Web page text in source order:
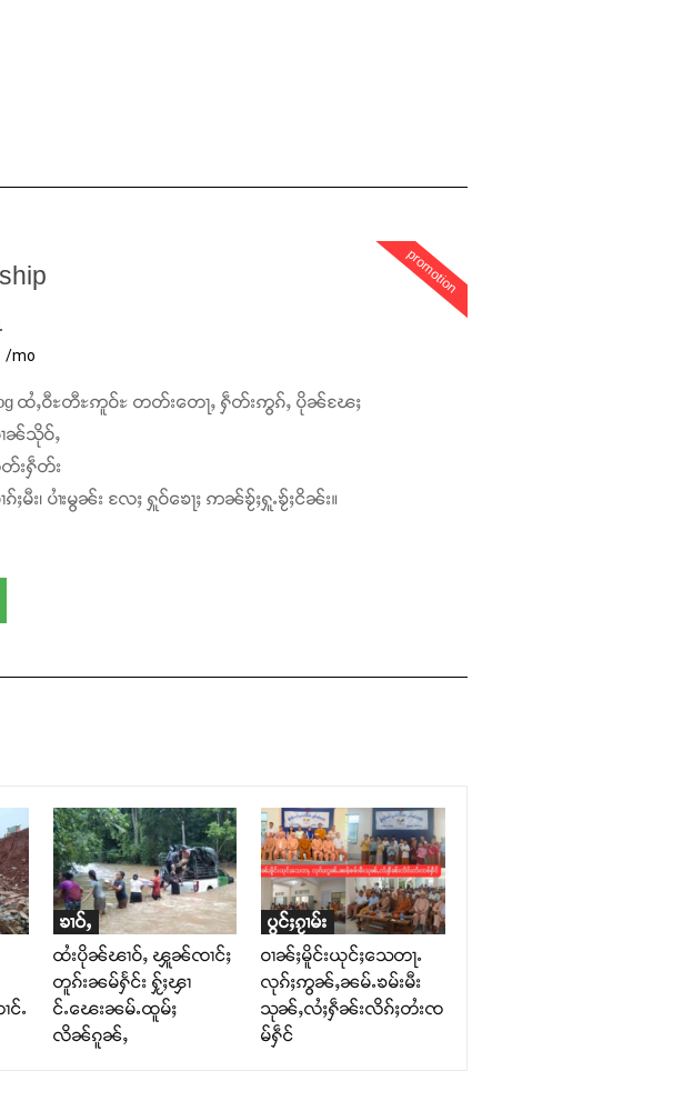
promotion
/mo
Vlog ထႆႇဝီႊတီႊဢူဝ်ႊ တတ်းတေႃႇ ႁဵတ်းဢွၵ်ႇ ပိုၼ်ၽႄႈ
ၢၼ်သိုဝ်ႇ
တ်းႁဵတ်း
ႈမီး၊ ပၢႆးမွၼ်း လႄႈ ႁူဝ်ၶေႃႈ ဢၼ်ၶႂ်ႈႁူႉၶႂ်ႈငိၼ်း။
င်ႉ
ၶၢဝ်ႇ
ထႆးပိုၼ်ၽၢဝ်ႇ ၾူၼ်ၸၢင်ႈ
တူၵ်းၼမ်ႁႅင်း ႁႂ်ႈၾၢ
င်ႉၽေးၼမ်ႉထူမ်ႈ
လိၼ်ၵူၼ်ႇ
ပွင်ႈၵႂၢမ်း
ဝၢၼ်ႈမိူင်းယုင်ႈသေတႃႉ
လုၵ်ႈဢွၼ်ႇၼမ်ႉၶမ်းမီး
သုၼ်ႇလႆႈႁဵၼ်းလိၵ်ႈတႆးၸ
မ်ႁဵင်